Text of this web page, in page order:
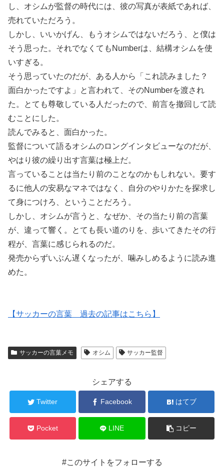
し、オシムが監督の時代には、彼の写真が表紙であれば、
売れていただろう。
しかし、いいかげん、もうオシムではないだろう、と僕は
そう思った。それでなくてもNumberは、結構オシムを使
いすぎる。
そう思っていたのだが、ある人から「これ読みました？
面白かったですよ」と言われて、そのNumberを渡され
た。とても尊敬している人だったので、前言を撤回して読
むことにした。
読んでみると、面白かった。
監督について語るオシムのロングインタビューなのだが、
やはり彼の繰り出す言葉は極上だ。
言っていることは当たり前のことなのかもしれない。要す
るに他人の安易なマネではなく、自分のやりかたを探求し
て身につけろ、ということだろう。
しかし、オシムが言うと、なぜか、その当たり前の言葉
が、違って響く。とても長い道のりを、歩いてきたその行
程が、言葉に感じられるのだ。
発売からずいぶん遅くなったが、噛みしめるように読み進
めた。
【サッカーの言葉 過去の記事はこちら】
サッカーの言葉メモ オシム サッカー監督
シェアする
Twitter Facebook はてブ
Pocket LINE コピー
#このサイトをフォローする